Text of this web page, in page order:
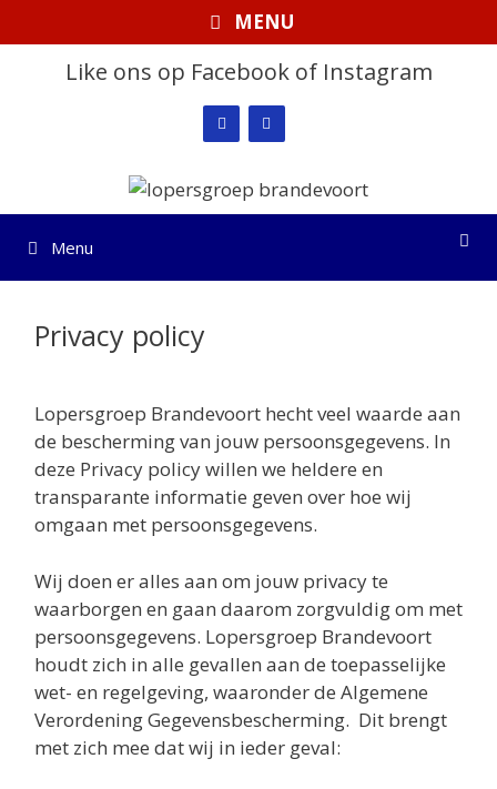
naar
MENU
Like ons op Facebook of Instagram
Menu
Privacy policy
Lopersgroep Brandevoort hecht veel waarde aan
de bescherming van jouw persoonsgegevens. In
deze Privacy policy willen we heldere en
transparante informatie geven over hoe wij
omgaan met persoonsgegevens.
Wij doen er alles aan om jouw privacy te
waarborgen en gaan daarom zorgvuldig om met
persoonsgegevens. Lopersgroep Brandevoort
houdt zich in alle gevallen aan de toepasselijke
wet- en regelgeving, waaronder de Algemene
Verordening Gegevensbescherming. Dit brengt
met zich mee dat wij in ieder geval: